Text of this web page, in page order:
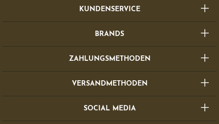
KUNDENSERVICE
BRANDS
ZAHLUNGSMETHODEN
VERSANDMETHODEN
SOCIAL MEDIA